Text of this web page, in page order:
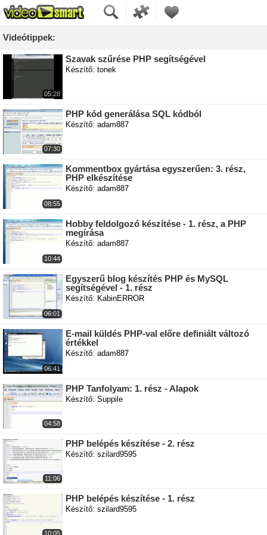
Videótippek:
05:28
Szavak szűrése PHP segítségével
Készítő: tonek
07:30
PHP kód generálása SQL kódból
Készítő: adam887
08:55
Kommentbox gyártása egyszerűen: 3. rész,
PHP elkészítése
Készítő: adam887
10:44
Hobby feldolgozó készítése - 1. rész, a PHP
megírása
Készítő: adam887
06:01
Egyszerű blog készítés PHP és MySQL
segítségével - 1. rész
Készítő: KabinERROR
06:41
E-mail küldés PHP-val előre definiált változó
értékkel
Készítő: adam887
04:58
PHP Tanfolyam: 1. rész - Alapok
Készítő: Suppile
11:06
PHP belépés készítése - 2. rész
Készítő: szilard9595
10:05
PHP belépés készítése - 1. rész
Készítő: szilard9595